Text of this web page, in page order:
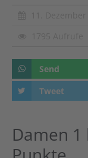
Send
Tweet
Damen